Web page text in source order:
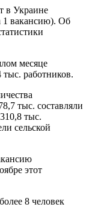
в Украине
1 вакансию). Об
месяце
работников.
тыс. составляли
тыс.
сельской
этот
8 человек